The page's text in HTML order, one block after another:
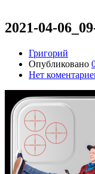
2021-04-
Григорий
Опубликовано
Нет